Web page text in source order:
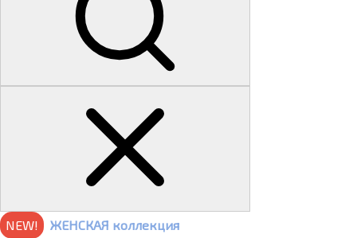
NEW!
ЖЕНСКАЯ коллекция